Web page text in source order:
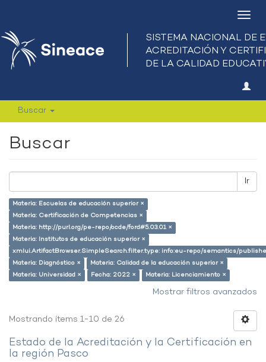
Buscar
Buscar
Ir
Materia: Escuelas de educación superior ×
Materia: Certificación de Competencias ×
Materia: http://purl.org/pe-repo/ocde/ford#5.03.01 ×
Materia: Institutos de educación superior ×
xmlui.ArtifactBrowser.SimpleSearch.filter.type: info:eu-repo/semantics/
Materia: Diagnóstico ×
Materia: Calidad de la educación superior ×
Materia: Universidad ×
Fecha: 2022 × Materia: Licenciamiento ×
Mostrar filtros avanzados
Mostrando ítems 1-10 de 26
Estado de la Acreditación y la Certificación en
la región Pasco